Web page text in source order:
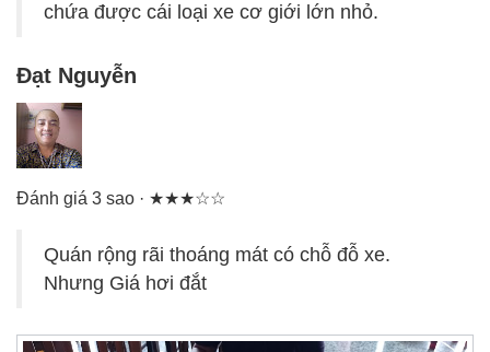
chứa được cái loại xe cơ giới lớn nhỏ.
Đạt Nguyễn
Đánh giá 3 sao · ★★★☆☆
Quán rộng rãi thoáng mát có chỗ đỗ xe.
Nhưng Giá hơi đắt